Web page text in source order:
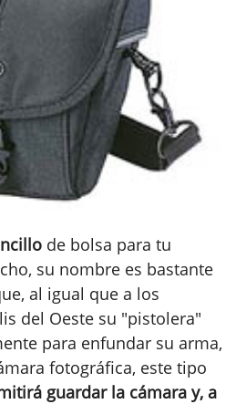
de bolsa para tu
su nombre es bastante
al igual que a los
del Oeste su "pistolera"
para enfundar su arma,
fotográfica, este tipo
guardar la cámara y, a